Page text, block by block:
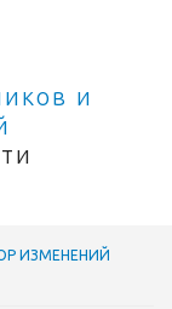
и
ИЗМЕНЕНИЙ